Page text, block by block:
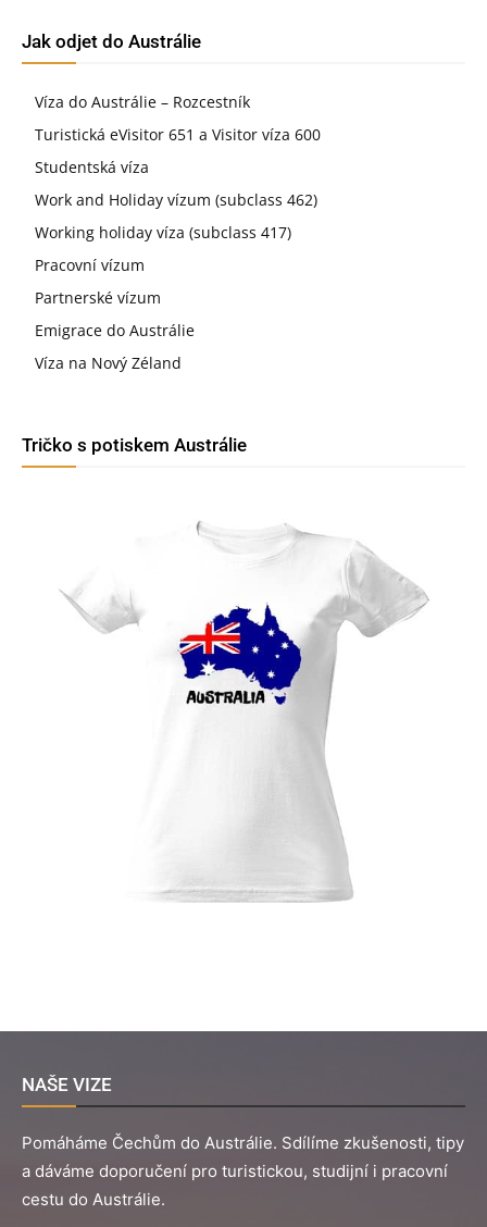
Jak odjet do Austrálie
Víza do Austrálie – Rozcestník
Turistická eVisitor 651 a Visitor víza 600
Studentská víza
Work and Holiday vízum (subclass 462)
Working holiday víza (subclass 417)
Pracovní vízum
Partnerské vízum
Emigrace do Austrálie
Víza na Nový Zéland
Tričko s potiskem Austrálie
NAŠE VIZE
Pomáháme Čechům do Austrálie. Sdílíme zkušenosti, tipy
a dáváme doporučení pro turistickou, studijní i pracovní
cestu do Austrálie.